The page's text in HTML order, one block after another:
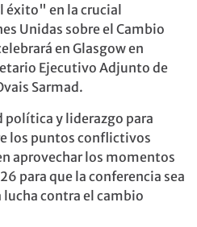
éxito" en la crucial
Unidas sobre el Cambio
en Glasgow en
Ejecutivo Adjunto de
Sarmad.
política y liderazgo para
los puntos conflictivos
aprovechar los momentos
para que la conferencia sea
contra el cambio